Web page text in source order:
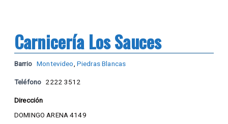
Carnicería Los Sauces
Barrio Montevideo Piedras Blancas
Teléfono 2222 3512
Dirección
DOMINGO ARENA 4149